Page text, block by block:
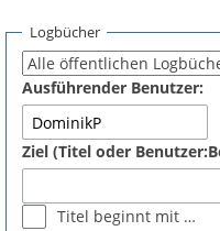
Fördermitglied werden
Fehler melden
Logbücher
Ausführender Benutzer:
Ziel (Titel oder
Titel beginnt mit …